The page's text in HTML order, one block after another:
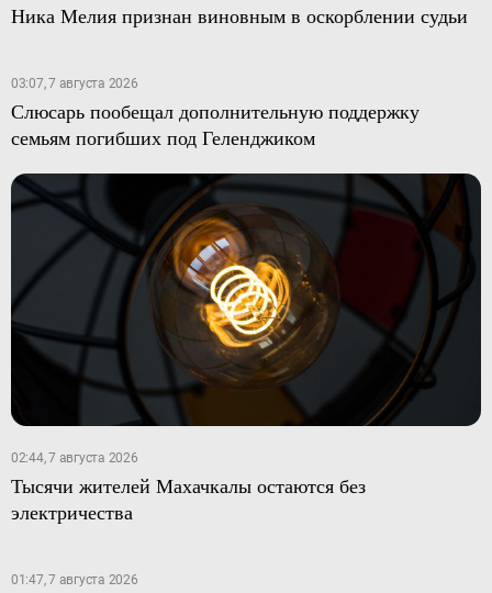
Ника Мелия признан виновным в оскорблении судьи
03:07, 7 августа 2026
Слюсарь пообещал дополнительную поддержку
семьям погибших под Геленджиком
02:44, 7 августа 2026
Тысячи жителей Махачкалы остаются без
электричества
01:47, 7 августа 2026